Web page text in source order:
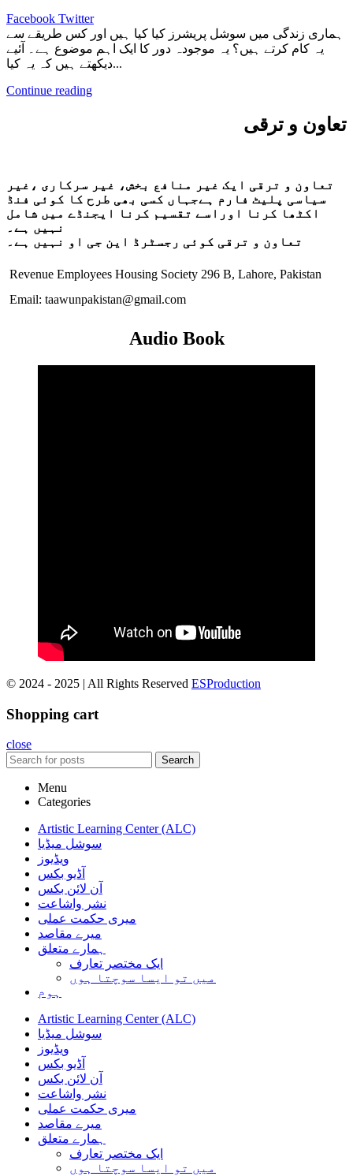
Facebook Twitter
ہماری زندگی میں سوشل پریشرز کیا کیا ہیں اور کس طریقے سے
یہ کام کرتے ہیں؟ یہ موجودہ دور کا ایک اہم موضوع ہے۔ آئیے
دیکھتے ہیں کہ یہ کیا...
Continue reading
تعاون و ترقی
تعاون و ترقی ایک غیر منافع بخش، غیر سرکاری ،غیر
سیاسی پلیٹ فارم ہےجہاں کسی بھی طرح کا کوئی فنڈ
اکٹھا کرنا اوراسے تقسیم کرنا ایجنڈے میں شامل
نہیں ہے۔
تعاون و ترقی کوئی رجسٹرڈ این جی او نہیں ہے۔
Revenue Employees Housing Society 296 B, Lahore, Pakistan
Email: taawunpakistan@gmail.com
Audio Book
© 2024 - 2025 | All Rights Reserved ESProduction
Shopping cart
close
Search
Menu
Categories
Artistic Learning Center (ALC)
سوشل میڈیا
ویڈیوز
آڈیو بکس
آن لائن بکس
نشر واشاعت
میری حکمت عملی
میرے مقاصد
ہمارے متعلق
ایک مختصر تعارف
میں تو ایسا سوچتا ہوں
ہوم
Artistic Learning Center (ALC)
سوشل میڈیا
ویڈیوز
آڈیو بکس
آن لائن بکس
نشر واشاعت
میری حکمت عملی
میرے مقاصد
ہمارے متعلق
ایک مختصر تعارف
میں تو ایسا سوچتا ہوں